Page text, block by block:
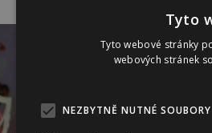
Tyto
Tyto webové stránky
webových stránek
NEZBYTNĚ NUTNÉ SOUBORY